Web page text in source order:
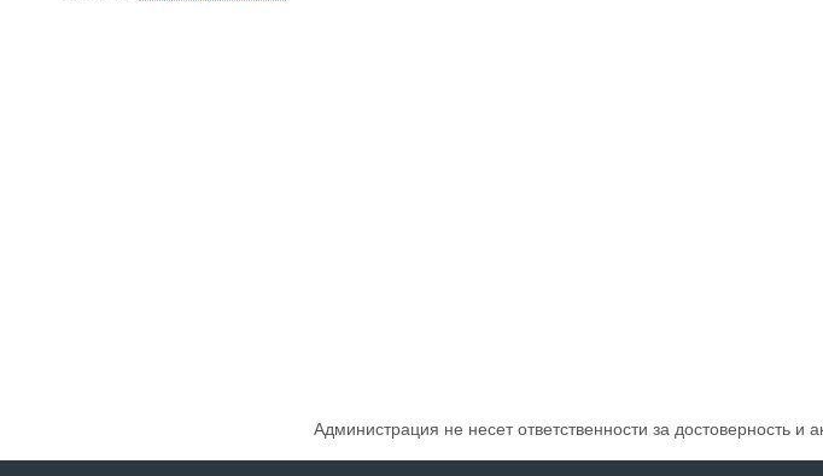
Администрация не несет ответственности за достоверность